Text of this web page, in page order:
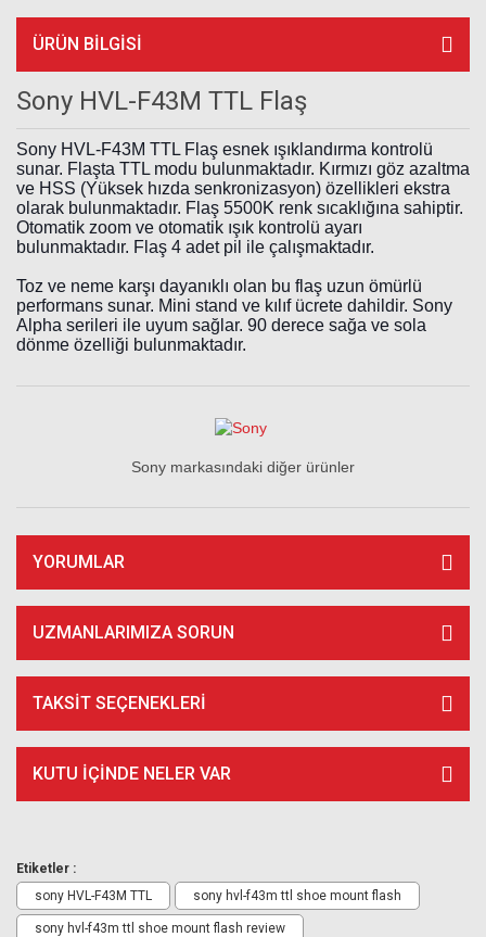
ÜRÜN BILGISI
Sony HVL-F43M TTL Flaş
Sony HVL-F43M TTL Flaş esnek ışıklandırma kontrolü
sunar. Flaşta TTL modu bulunmaktadır. Kırmızı göz azaltma
ve HSS (Yüksek hızda senkronizasyon) özellikleri ekstra
olarak bulunmaktadır. Flaş 5500K renk sıcaklığına sahiptir.
Otomatik zoom ve otomatik ışık kontrolü ayarı
bulunmaktadır. Flaş 4 adet pil ile çalışmaktadır.
Toz ve neme karşı dayanıklı olan bu flaş uzun ömürlü
performans sunar. Mini stand ve kılıf ücrete dahildir. Sony
Alpha serileri ile uyum sağlar. 90 derece sağa ve sola
dönme özelliği bulunmaktadır.
Sony markasındaki diğer ürünler
YORUMLAR
UZMANLARIMIZA SORUN
TAKSIT SEÇENEKLERI
KUTU İÇİNDE NELER VAR
Etiketler :
sony HVL-F43M TTL
sony hvl-f43m ttl shoe mount flash
sony hvl-f43m ttl shoe mount flash review